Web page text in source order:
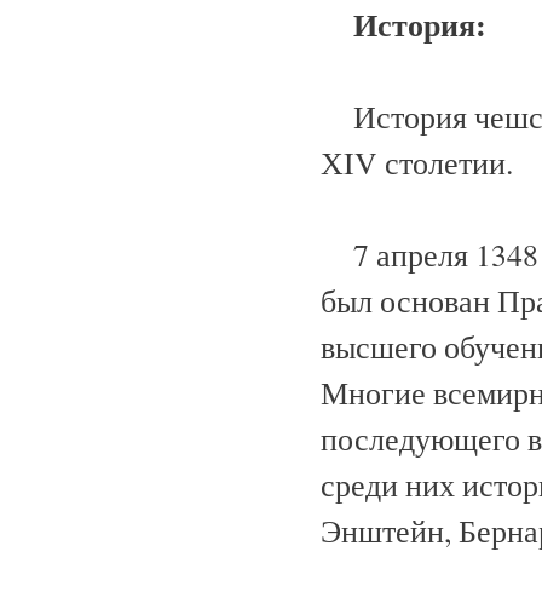
История:
История
ХIV столетии.
7 апреля
был основан
высшего
Многие
последующего
среди них
Энштейн,